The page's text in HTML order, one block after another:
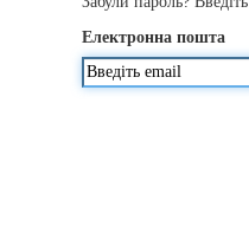
Електронна пошта